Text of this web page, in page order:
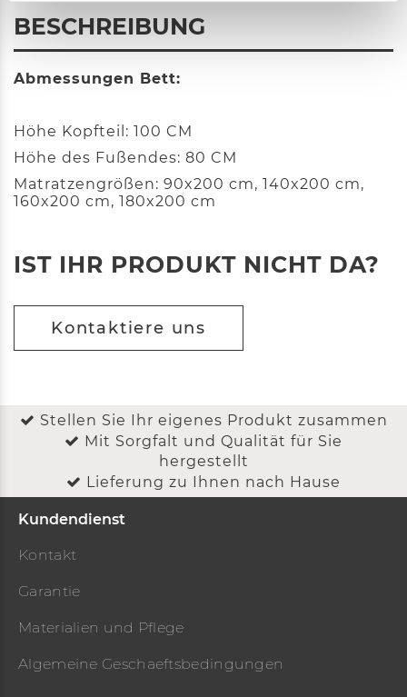
BESCHREIBUNG
Abmessungen Bett:
Höhe Kopfteil: 100 CM
Höhe des Fußendes: 80 CM
Matratzengrößen: 90x200 cm, 140x200 cm,
160x200 cm, 180x200 cm
IST IHR PRODUKT NICHT DA?
Kontaktiere uns
Stellen Sie Ihr eigenes Produkt zusammen
Mit Sorgfalt und Qualität für Sie
hergestellt
Lieferung zu Ihnen nach Hause
Kundendienst
Kontakt
Garantie
Materialien und Pflege
Algemeine Geschaeftsbedingungen